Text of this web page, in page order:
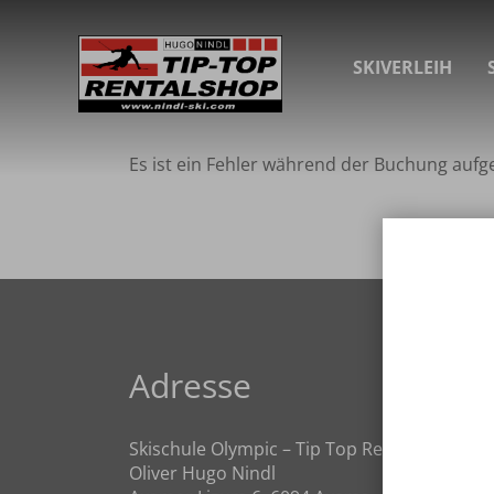
SKIVERLEIH
Es ist ein Fehler während der Buchung
Adresse
Skischule Olympic – Tip Top Rental Shop
Oliver Hugo Nindl